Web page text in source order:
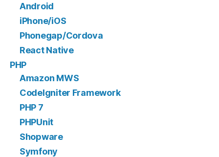
Android
iPhone/iOS
Phonegap/Cordova
React Native
PHP
Amazon MWS
CodeIgniter Framework
PHP 7
PHPUnit
Shopware
Symfony